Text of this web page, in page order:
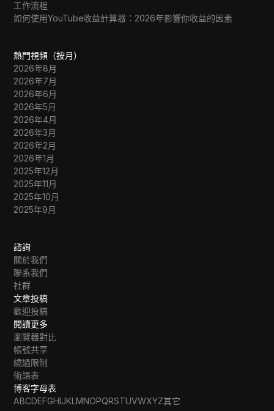
工作流程
如何使用YouTube收益計算器：2026年影響你收益的因素
熱門視頻（按月）
2026年8月
2026年7月
2026年6月
2026年5月
2026年4月
2026年3月
2026年2月
2026年1月
2025年12月
2025年11月
2025年10月
2025年9月
諮詢
關於我們
聯系我們
社群
文章投稿
歡迎投稿
閱讀更多
瀏覽器對比
帳號共享
繞過限制
術語表
博客字母表
ABCDEFGHIJKLMNOPQRSTUVWXYZ其它